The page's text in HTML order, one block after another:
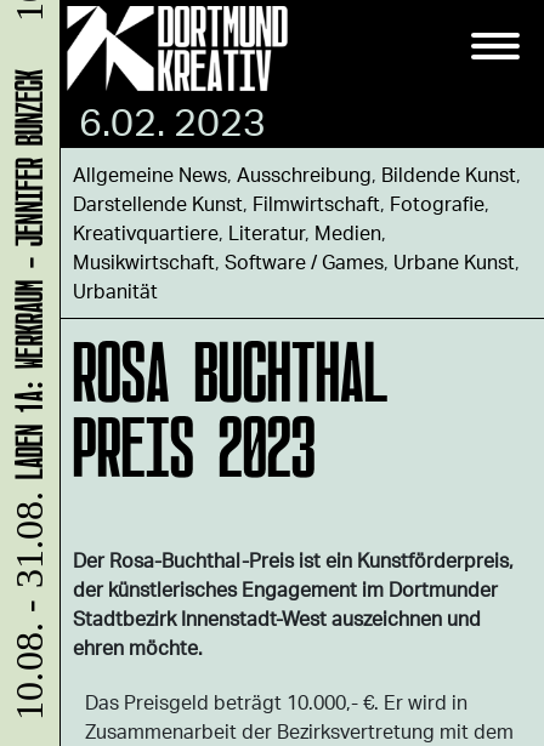
6.02. 2023
Allgemeine News, Ausschreibung, Bildende Kunst,
Darstellende Kunst, Filmwirtschaft, Fotografie,
Kreativquartiere, Literatur, Medien,
Musikwirtschaft, Software / Games, Urbane Kunst,
Urbanität
ROSA BUCHTHAL
PREIS 2023
Der Rosa-Buchthal-Preis ist ein Kunstförderpreis,
der künstlerisches Engagement im Dortmunder
Stadtbezirk Innenstadt-West auszeichnen und
ehren möchte.
Das Preisgeld beträgt 10.000,- €. Er wird in
Zusammenarbeit der Bezirksvertretung mit dem
10.08. - 31.08.
LADEN 1A: WERKRAUM - JENNIFER BUNZECK